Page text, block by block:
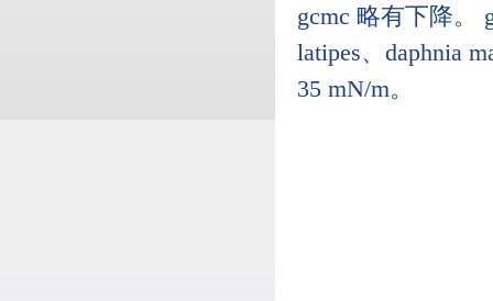
gcmc 略有下降。
latipes、daphnia
35 mN/m。